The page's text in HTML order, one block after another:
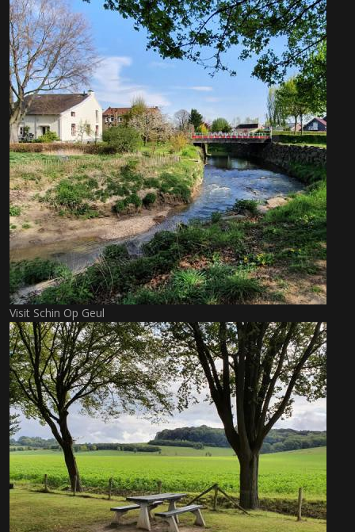
Visit Schin Op Geul